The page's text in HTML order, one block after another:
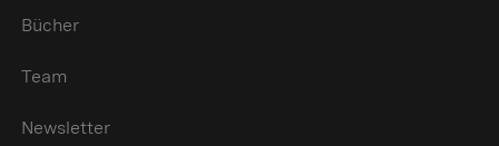
Bücher
Team
Newsletter